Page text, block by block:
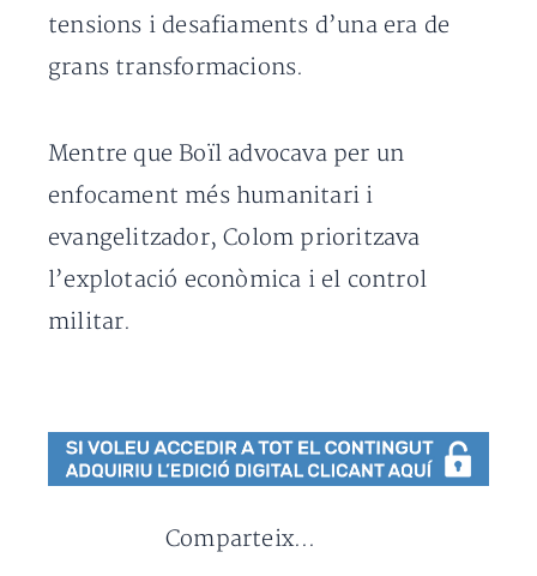
tensions i desafiaments d’una era de
grans transformacions.
Mentre que Boïl advocava per un
enfocament més humanitari i
evangelitzador, Colom prioritzava
l’explotació econòmica i el control
militar.
Comparteix...